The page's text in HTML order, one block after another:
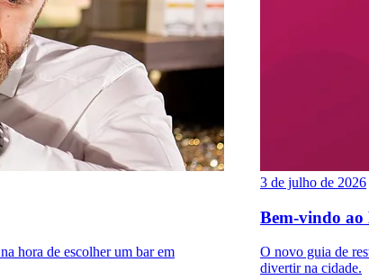
hora de escolher um bar em
3 de julho de 2026
Bem-vindo ao
O novo guia de
divertir na cidade.